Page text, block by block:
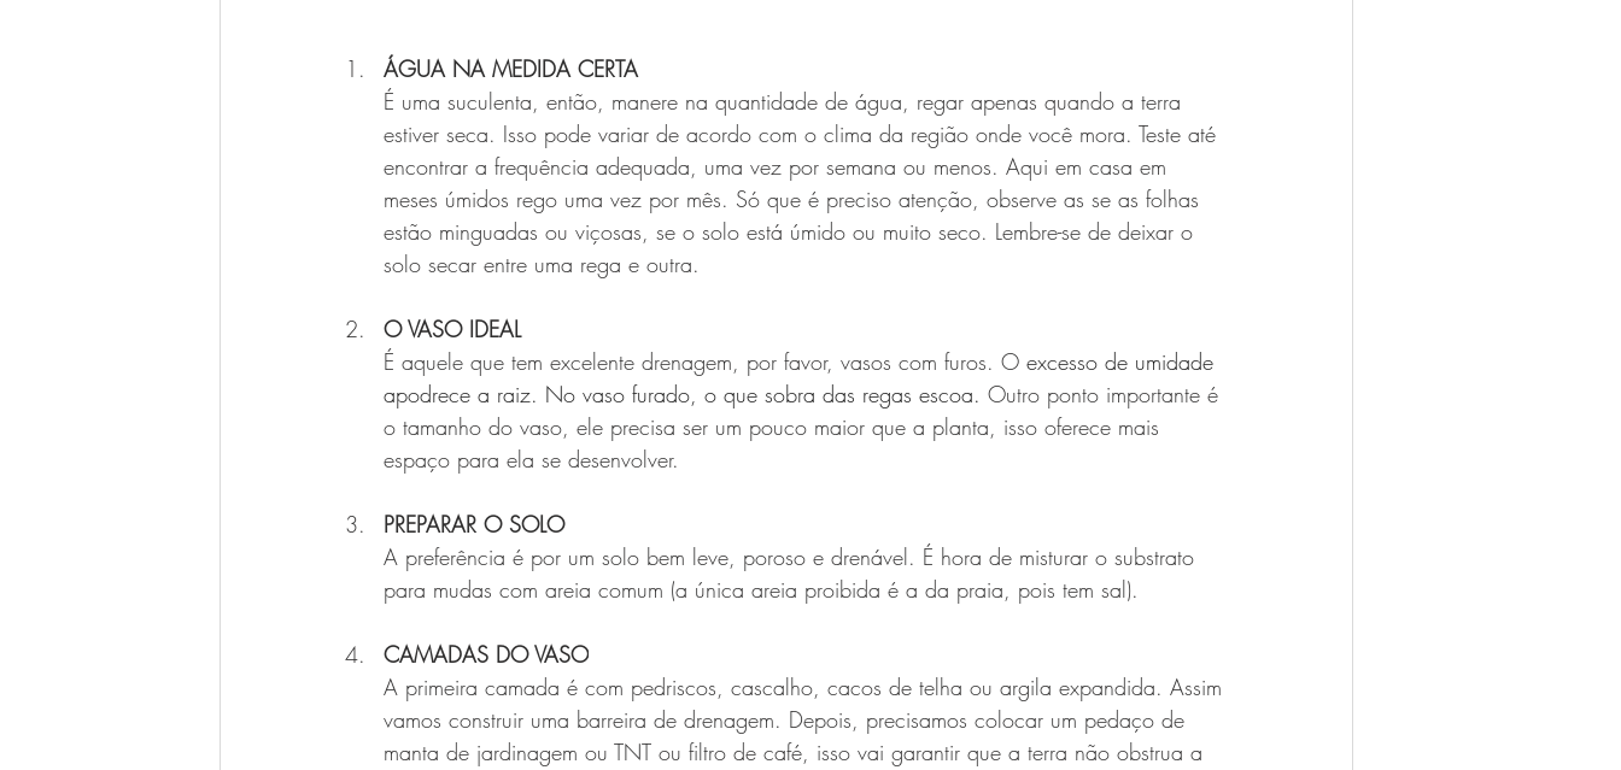
ÁGUA NA MEDIDA CERTA
É uma suculenta, então, manere na quantidade de água, regar apenas quando a terra
estiver seca. Isso pode variar de acordo com o clima da região onde você mora. Teste até
encontrar a frequência adequada, uma vez por semana ou menos. Aqui em casa em
meses úmidos rego uma vez por mês. Só que é preciso atenção, observe as se as folhas
estão minguadas ou viçosas, se o solo está úmido ou muito seco. Lembre-se de deixar o
solo secar entre uma rega e outra.
O VASO IDEAL
É aquele que tem excelente drenagem, por favor, vasos com furos. O excesso de umidade
apodrece a raiz. No vaso furado, o que sobra das regas escoa. Outro ponto importante é
o tamanho do vaso, ele precisa ser um pouco maior que a planta, isso oferece mais
espaço para ela se desenvolver.
PREPARAR O SOLO
A preferência é por um solo bem leve, poroso e drenável. É hora de misturar o substrato
para mudas com areia comum (a única areia proibida é a da praia, pois tem sal).
CAMADAS DO VASO
A primeira camada é com pedriscos, cascalho, cacos de telha ou argila expandida. Assim
vamos construir uma barreira de drenagem. Depois, precisamos colocar um pedaço de
manta de jardinagem ou TNT ou filtro de café, isso vai garantir que a terra não obstrua a